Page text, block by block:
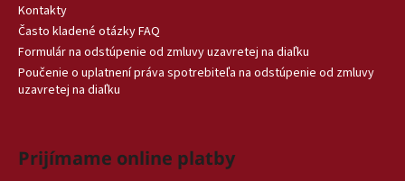
Kontakty
Často kladené otázky FAQ
Formulár na odstúpenie od zmluvy uzavretej na diaľku
Poučenie o uplatnení práva spotrebiteľa na odstúpenie od zmluvy
uzavretej na diaľku
Prijímame online platby